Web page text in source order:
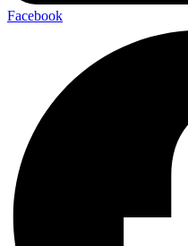
Facebook